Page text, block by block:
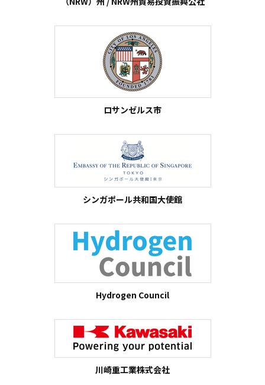
ロサンゼルス市
シンガポール共和国大使館
Hydrogen Council
川崎重工業株式会社